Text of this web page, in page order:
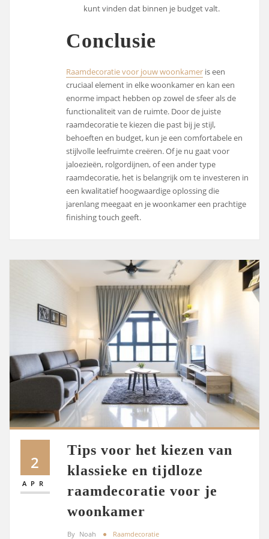
kunt vinden dat binnen je budget valt.
Conclusie
Raamdecoratie voor jouw woonkamer is een
cruciaal element in elke woonkamer en kan een
enorme impact hebben op zowel de sfeer als de
functionaliteit van de ruimte. Door de juiste
raamdecoratie te kiezen die past bij je stijl,
behoeften en budget, kun je een comfortabele en
stijlvolle leefruimte creëren. Of je nu gaat voor
jaloezieën, rolgordijnen, of een ander type
raamdecoratie, het is belangrijk om te investeren in
een kwalitatief hoogwaardige oplossing die
jarenlang meegaat en je woonkamer een prachtige
finishing touch geeft.
2
APR
Tips voor het kiezen van
klassieke en tijdloze
raamdecoratie voor je
woonkamer
By Noah Raamdecoratie